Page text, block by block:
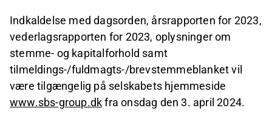
Indkaldelse med dagsorden, årsrapporten for 2023,
vederlagsrapporten for 2023, oplysninger om
stemme- og kapitalforhold samt
tilmeldings-/fuldmagts-/brevstemmeblanket vil
være tilgængelig på selskabets hjemmeside
www.sbs-group.dkfra onsdag den 3. april 2024.